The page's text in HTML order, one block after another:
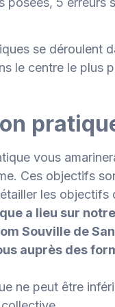
se déroulent
le centre le plus
vous
Ces objectifs
les objectifs
a lieu sur
Souville de
auprès des
ne peut être